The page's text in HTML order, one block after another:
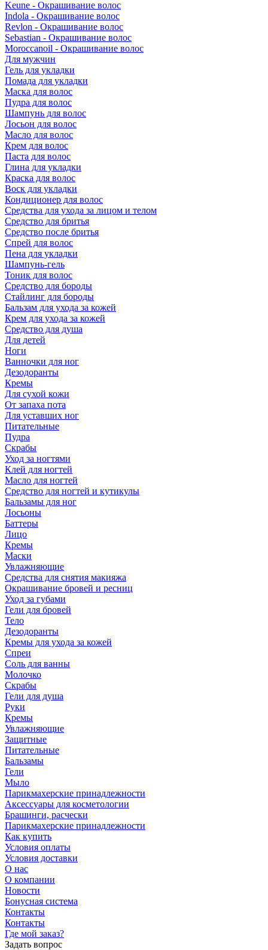
Keune - Окрашивание волос
Indola - Окрашивание волос
Revlon - Окрашивание волос
Sebastian - Окрашивание волос
Moroccanoil - Окрашивание волос
Для мужчин
Гель для укладки
Помада для укладки
Маска для волос
Пудра для волос
Шампунь для волос
Лосьон для волос
Масло для волос
Крем для волос
Паста для волос
Глина для укладки
Краска для волос
Воск для укладки
Кондиционер для волос
Средства для ухода за лицом и телом
Средство для бритья
Средство после бритья
Спрей для волос
Пена для укладки
Шампунь-гель
Тоник для волос
Средство для бороды
Стайлинг для бороды
Бальзам для ухода за кожей
Крем для ухода за кожей
Средство для душа
Для детей
Ноги
Ванночки для ног
Дезодоранты
Кремы
Для сухой кожи
От запаха пота
Для уставших ног
Питательные
Пудра
Скрабы
Уход за ногтями
Клей для ногтей
Масло для ногтей
Средство для ногтей и кутикулы
Бальзамы для ног
Лосьоны
Баттеры
Лицо
Кремы
Маски
Увлажняющие
Средства для снятия макияжа
Окрашивание бровей и ресниц
Уход за губами
Гели для бровей
Тело
Дезодоранты
Кремы для ухода за кожей
Спреи
Соль для ванны
Молочко
Скрабы
Гели для душа
Руки
Кремы
Увлажняющие
Защитные
Питательные
Бальзамы
Гели
Мыло
Парикмахерские принадлежности
Аксессуары для косметологии
Брашинги, расчески
Парикмахерские принадлежности
Как купить
Условия оплаты
Условия доставки
О нас
О компании
Новости
Бонусная система
Контакты
Контакты
Где мой заказ?
Задать вопрос